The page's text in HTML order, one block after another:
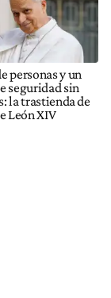
personas y un
seguridad sin
la trastienda de
León XIV